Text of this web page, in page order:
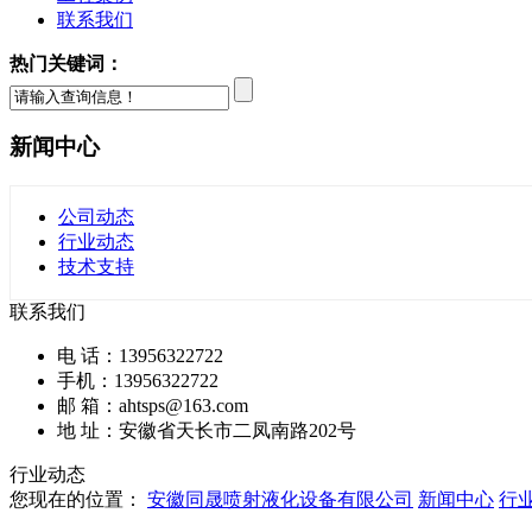
联系我们
热门关键词：
新闻中心
公司动态
行业动态
技术支持
联系我们
电 话：13956322722
手机：13956322722
邮 箱：ahtsps@163.com
地 址：安徽省天长市二凤南路202号
行业动态
您现在的位置： 安徽同晟喷射液化设备有限公司 新闻中心 行